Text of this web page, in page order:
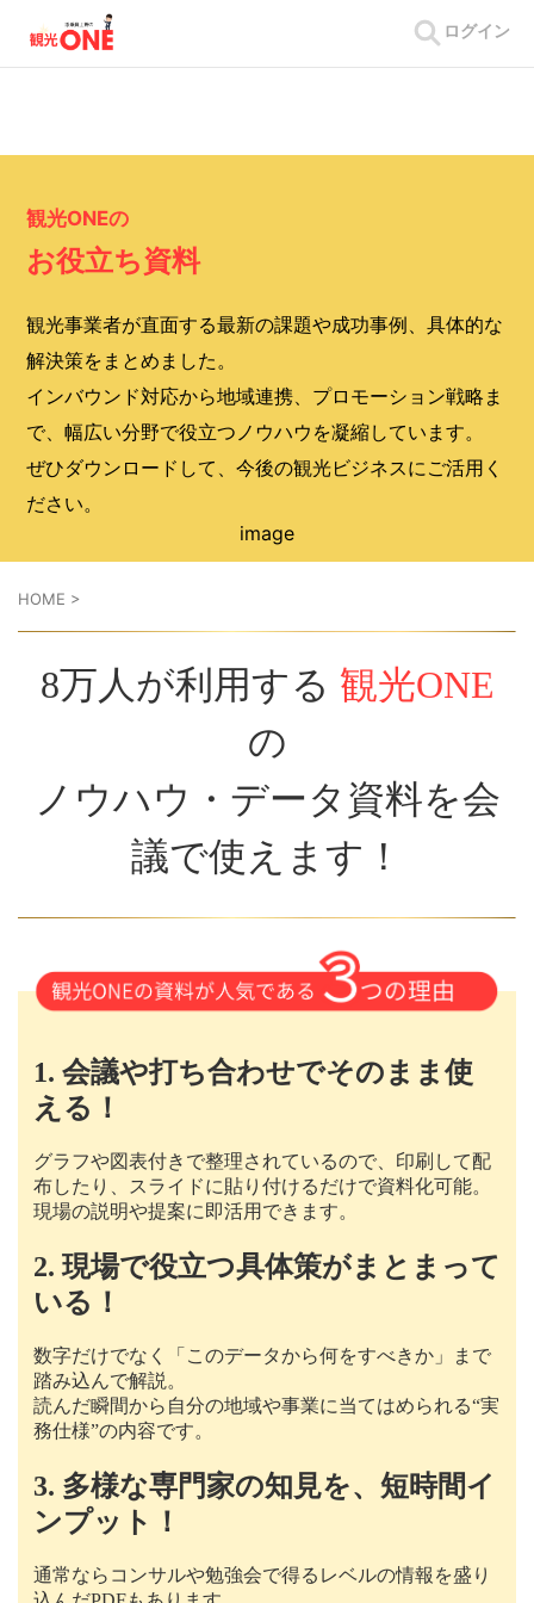
ログイン
観光ONEの
お役立ち資料
観光事業者が直面する最新の課題や成功事例、具体的な
解決策をまとめました。
インバウンド対応から地域連携、プロモーション戦略ま
で、幅広い分野で役立つノウハウを凝縮しています。
ぜひダウンロードして、今後の観光ビジネスにご活用く
ださい。
image
HOME >
8万人が利用する 観光ONE
の
ノウハウ・データ資料を会
議で使えます！
1. 会議や打ち合わせでそのまま使
える！
グラフや図表付きで整理されているので、印刷して配
布したり、スライドに貼り付けるだけで資料化可能。
現場の説明や提案に即活用できます。
2. 現場で役立つ具体策がまとまって
いる！
数字だけでなく「このデータから何をすべきか」まで
踏み込んで解説。
読んだ瞬間から自分の地域や事業に当てはめられる“実
務仕様”の内容です。
3. 多様な専門家の知見を、短時間イ
ンプット！
通常ならコンサルや勉強会で得るレベルの情報を盛り